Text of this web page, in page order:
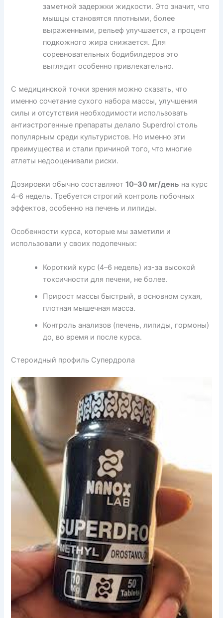
заметной задержки жидкости. Это значит, что
мышцы становятся плотными, более
выраженными, рельеф улучшается, а процент
подкожного жира снижается. Для
соревновательных бодибилдеров это
выглядит особенно привлекательно.
С медицинской точки зрения можно сказать, что
именно сочетание сухого набора массы, улучшения
силы и отсутствия необходимости использовать
антиэстрогенные препараты делало Superdrol столь
популярным среди культуристов. Но именно эти
преимущества и стали причиной того, что многие
атлеты недооценивали риски.
Дозировки обычно составляют10–30 мг/день на курс
4–6 недель. Требуется строгий контроль побочных
эффектов, особенно на печень и липиды.
Особенности курса, которые мы заметили и
использовали у своих подопечных:
Короткий курс (4–6 недель) из-за высокой
токсичности для печени, не более.
Прирост массы быстрый, в основном сухая,
плотная мышечная масса.
Контроль анализов (печень, липиды, гормоны)
до, во время и после курса.
Стероидный профиль Супердрола